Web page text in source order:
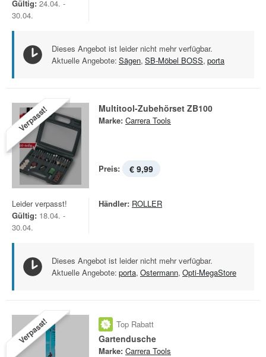
Gültig: 24.04. -
30.04.
Dieses Angebot ist leider nicht mehr verfügbar.
Aktuelle Angebote: Sägen, SB-Möbel BOSS, porta
Verpasst! Multitool-Zubehörset ZB100
Marke: Carrera Tools
Preis: € 9,99
Leider verpasst!
Gültig: 18.04. -
30.04.
Händler: ROLLER
Dieses Angebot ist leider nicht mehr verfügbar.
Aktuelle Angebote: porta, Ostermann, Opti-MegaStore
Verpasst! Top Rabatt
Gartendusche
Marke: Carrera Tools